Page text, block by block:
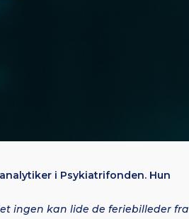
i Psykiatrifonden. Hun
ingen kan lide de feriebilleder fra